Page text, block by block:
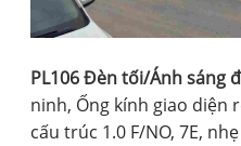
PL106 Đèn tối/Ánh sáng
ninh, Ống kính giao diện
cấu trúc 1.0 F/NO, 7E,